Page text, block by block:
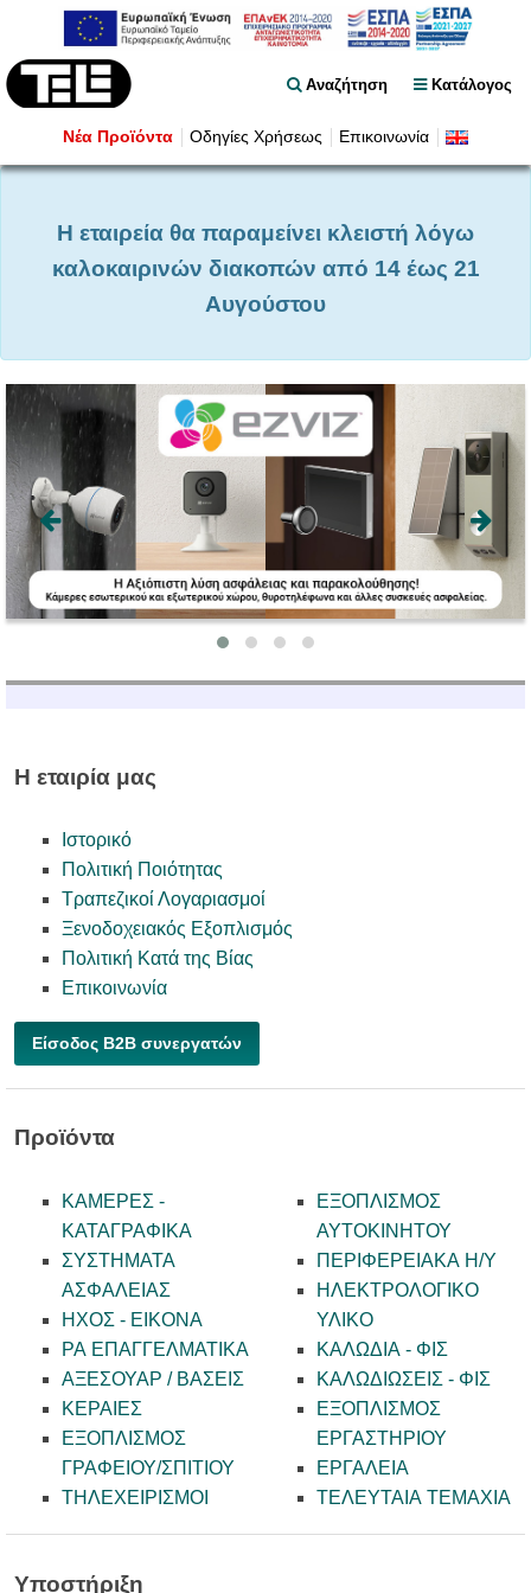
Κατάλογος
Αναζήτηση
Νέα Προϊόντα Οδηγίες Χρήσεως Επικοινωνία
Η εταιρεία θα παραμείνει κλειστή λόγω
καλοκαιρινών διακοπών από 14 έως 21
Αυγούστου
Η εταιρία μας
Ιστορικό
Πολιτική Ποιότητας
Τραπεζικοί Λογαριασμοί
Ξενοδοχειακός Εξοπλισμός
Πολιτική Κατά της Βίας
Επικοινωνία
Είσοδος B2B συνεργατών
Προϊόντα
ΚΑΜΕΡΕΣ -
KATAΓΡΑΦΙΚΑ
ΣΥΣΤΗΜΑΤΑ
ΑΣΦΑΛΕΙΑΣ
ΗΧΟΣ - ΕΙΚΟΝΑ
PA ΕΠΑΓΓΕΛΜΑΤΙΚΑ
ΑΞΕΣΟΥΑΡ / ΒΑΣΕΙΣ
ΚΕΡΑΙΕΣ
ΕΞΟΠΛΙΣΜΟΣ
ΓΡΑΦΕΙΟΥ/ΣΠΙΤΙΟΥ
ΤΗΛΕΧΕΙΡΙΣΜΟΙ
ΕΞΟΠΛΙΣΜΟΣ
ΑΥΤΟΚΙΝΗΤΟΥ
ΠΕΡΙΦΕΡΕΙΑΚΑ Η/Υ
ΗΛΕΚΤΡΟΛΟΓΙΚΟ
ΥΛΙΚΟ
ΚΑΛΩΔΙΑ - ΦΙΣ
ΚΑΛΩΔΙΩΣΕΙΣ - ΦΙΣ
ΕΞΟΠΛΙΣΜΟΣ
ΕΡΓΑΣΤΗΡΙΟΥ
ΕΡΓΑΛΕΙΑ
ΤΕΛΕΥΤΑΙΑ ΤΕΜΑΧΙΑ
Υποστήριξη